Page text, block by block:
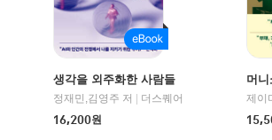
생각을 외주화한 사람들
정재민,김영주 저
더스퀘어
16,200원
머